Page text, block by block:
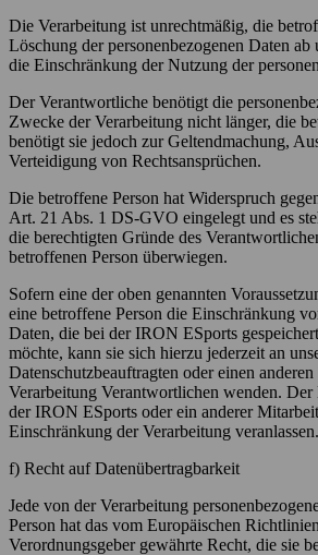
Die Verarbeitung ist unrechtmäßig, die
Löschung der personenbezogenen Daten ab
die Einschränkung der Nutzung der
Der Verantwortliche benötigt die
Zwecke der Verarbeitung nicht länger, die
benötigt sie jedoch zur Geltendmachung,
Verteidigung von Rechtsansprüchen.
Die betroffene Person hat Widerspruch
Art. 21 Abs. 1 DS-GVO eingelegt und es
die berechtigten Gründe des
betroffenen Person überwiegen.
Sofern eine der oben genannten
eine betroffene Person die Einschränkung
Daten, die bei der IRON ESports
möchte, kann sie sich hierzu jederzeit an
Datenschutzbeauftragten oder einen
Verarbeitung Verantwortlichen wenden. Der
der IRON ESports oder ein anderer
Einschränkung der Verarbeitung veranlassen.
f) Recht auf Datenübertragbarkeit
Jede von der Verarbeitung
Person hat das vom Europäischen
Verordnungsgeber gewährte Recht, die sie